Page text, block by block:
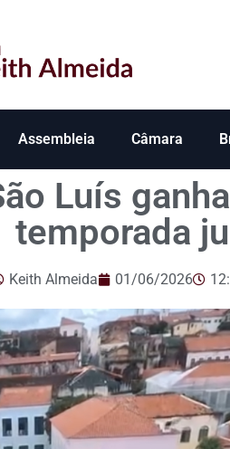
Assembleia Câmara
Luís
temporada
Keith Almeida 01/06/2026